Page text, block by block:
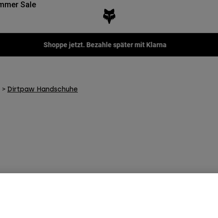
Sale
Shoppe jetzt. Bezahle später mit Klarna
Dirtpaw Handschuhe